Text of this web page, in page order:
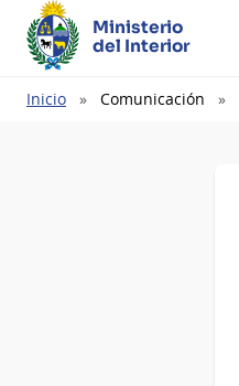
Ministerio
del Interior
Ruta
Inicio Comunicación